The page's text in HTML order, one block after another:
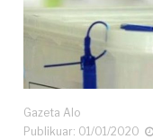
Gazeta Alo
Publikuar: 01/01/2020